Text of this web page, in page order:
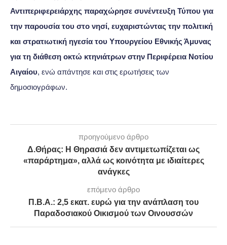
Αντιπεριφερειάρχης παραχώρησε συνέντευξη Τύπου για
την παρουσία του στο νησί, ευχαριστώντας την πολιτική
και στρατιωτική ηγεσία του Υπουργείου Εθνικής Άμυνας
για τη διάθεση οκτώ κτηνιάτρων στην Περιφέρεια Νοτίου
Αιγαίου, ενώ απάντησε και στις ερωτήσεις των
δημοσιογράφων.
προηγούμενο άρθρο
Δ.Θήρας: Η Θηρασιά δεν αντιμετωπίζεται ως
«παράρτημα», αλλά ως κοινότητα με ιδιαίτερες
ανάγκες
επόμενο άρθρο
Π.Β.Α.: 2,5 εκατ. ευρώ για την ανάπλαση του
Παραδοσιακού Οικισμού των Οινουσσών